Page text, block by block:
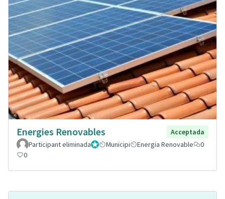
Energies Renovables
Acceptada
Participant eliminadaAdministrador
Municipi Energia Renovable
0
0